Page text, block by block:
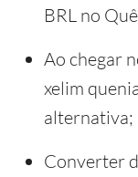
BRL no
Ao chegar
xelim
alternativa;
Converter